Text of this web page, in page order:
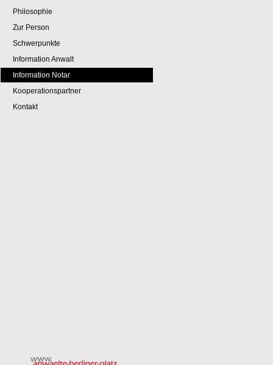
Philosophie
Zur Person
Schwerpunkte
Information Anwalt
Information Notar
Kooperationspartner
Kontakt